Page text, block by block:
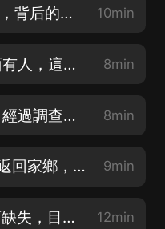
1.寶馬男對美少婦下殺手，背后的真相，和想象中不一樣 10min
2.純愛戰神得知女友外面有人，這是動了殺心呀 8min
3.墳墓里出現神秘白骨，經過調查，一段恩怨浮出水面 8min
4.7歲被拐走，歷經19年返回家鄉，揭開塵封19年的罪惡 9min
5.19歲男孩因為家庭教育缺失，目標對準兩名女孩 12min